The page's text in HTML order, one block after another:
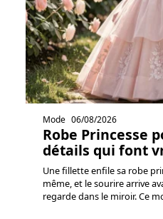
Mode 06/08/2026
Robe Princesse
détails qui font
Une fillette enfile sa robe
même, et le sourire arrive
regarde dans le miroir. Ce